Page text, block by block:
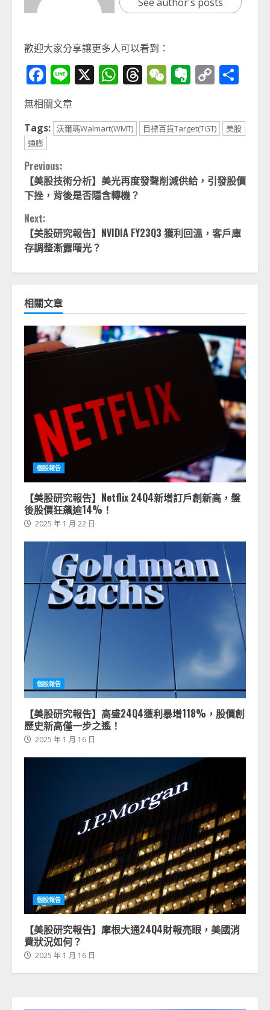
歡迎大家分享讓更多人可以看到：
Facebook
Line
X WhatsApp
Threads
WeChat
Evernote
Copy
無相關文章
Tags: 沃爾瑪Walmart(WMT) 目標百貨Target(TGT)
美股
通膨
Continue
Reading
Previous:
【美股技術分析】美光再度發聲削減供給，引發股價
下挫，背後是否隱含轉機？
Next:
【美股研究報告】NVIDIA FY23Q3 獲利回溫，客戶庫
存調整漸露曙光？
相關文章
個股報告
【美股研究報告】Netflix 24Q4新增訂戶創新高，盤
後股價狂飆逾14%！
2025 年 1 月 22 日
個股報告
【美股研究報告】高盛24Q4獲利暴增118%，股價創
歷史新高僅一步之遙！
2025 年 1 月 16 日
個股報告
【美股研究報告】摩根大通24Q4財報亮眼，美國消
費狀況如何？
2025 年 1 月 16 日